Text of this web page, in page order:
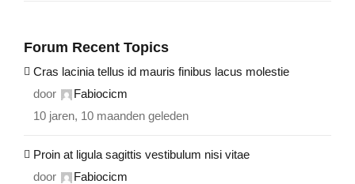
Forum Recent Topics
Cras lacinia tellus id mauris finibus lacus molestie
door
Fabiocicm
10 jaren, 10 maanden geleden
Proin at ligula sagittis vestibulum nisi vitae
door
Fabiocicm